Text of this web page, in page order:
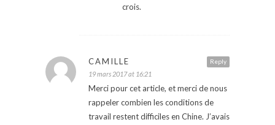
crois.
Reply
CAMILLE
19 mars 2017 at 16:21
Merci pour cet article, et merci de nous
rappeler combien les conditions de
travail restent difficiles en Chine. J’avais